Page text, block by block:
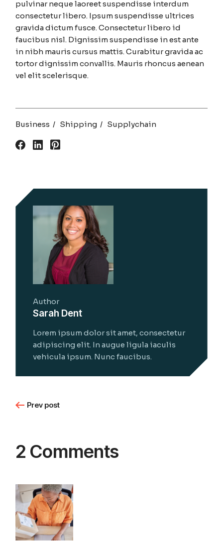
pulvinar neque laoreet suspendisse interdum
consectetur libero. Ipsum suspendisse ultrices
gravida dictum fusce. Consectetur libero id
faucibus nisl. Dignissim suspendisse in est ante
in nibh mauris cursus mattis. Curabitur gravida ac
tortor dignissim convallis. Mauris rhoncus aenean
vel elit scelerisque.
Business Shipping Supplychain
Author
Sarah Dent
Lorem ipsum dolor sit amet, consectetur
adipiscing elit. In augue ligula iaculis
vehicula ipsum. Nunc faucibus.
Prev post
2 Comments